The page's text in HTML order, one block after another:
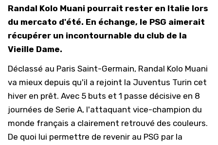
Randal Kolo Muani pourrait rester en Italie lors
du mercato d'été. En échange, le PSG aimerait
récupérer un incontournable du club de la
Vieille Dame.
Déclassé au Paris Saint-Germain, Randal Kolo Muani
va mieux depuis qu'il a rejoint la Juventus Turin cet
hiver en prêt. Avec 5 buts et 1 passe décisive en 8
journées de Serie A, l'attaquant vice-champion du
monde français a clairement retrouvé des couleurs.
De quoi lui permettre de revenir au PSG par la